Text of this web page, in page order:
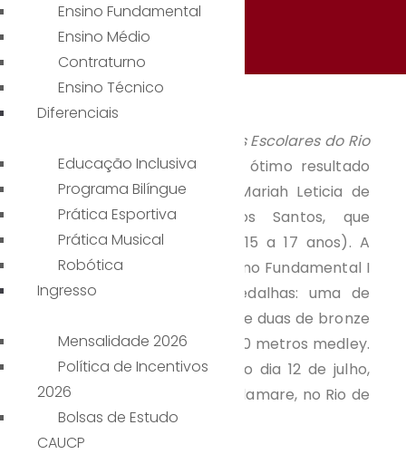
Jogos Escolares do Rio
de Janeiro (JERJ)teve um ótimo resultado
para a atleta do CAUCP, Mariah Leticia de
Souza Lopes Damico dos Santos, que
competiu na categoria B (15 a 17 anos). A
estudante do 9º Ano do Ensino Fundamental I
trouxe para casa três medalhas: uma de
prata nos 400 metros livres e duas de bronze
– 100 metros borboleta e 200 metros medley.
A competição aconteceu no dia 12 de julho,
no Parque Aquático Júlio Delamare, no Rio de
Janeiro.
Ensino Fundamental
Ensino Médio
Contraturno
Ensino Técnico
Diferenciais
Educação Inclusiva
Programa Bilíngue
Prática Esportiva
Prática Musical
Robótica
Ingresso
Mensalidade 2026
Política de Incentivos
2026
Bolsas de Estudo
CAUCP